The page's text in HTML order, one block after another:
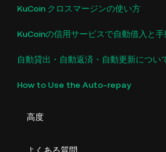
KuCoin クロスマージンの使い方
KuCoinの信用サービスで自動借入と
自動貸出・自動返済・自動更新につい
How to Use the Auto-repay
高度